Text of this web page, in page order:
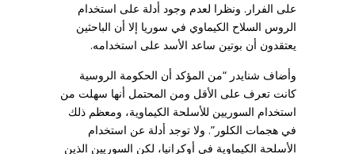
على الفرار. ونظرا لعدم وجود أدلة على استخدام
الروس السلاح الكيماوي في سوريا إلا أن الباحثين
يعتقدون أن بوتين ساعد الأسد على استخدامه.
وأضاف شنايدر “من المؤكد أن الحكومة الروسية
كانت تعرف على الأقل ومن المحتمل أنها سهلت من
استخدام السوريين للأسلحة الكيماوية، ومعظم ذلك
في هجمات الكلور”. ولا توجد أدلة عن استخدام
الأسلحة الكيماوية في أوكرانيا، لكن السوريين الذين